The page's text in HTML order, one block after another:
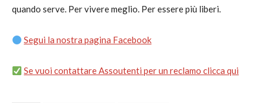
quando serve. Per vivere meglio. Per essere più liberi.
Segui la nostra pagina Facebook
Se vuoi contattare Assoutenti per un reclamo clicca qui